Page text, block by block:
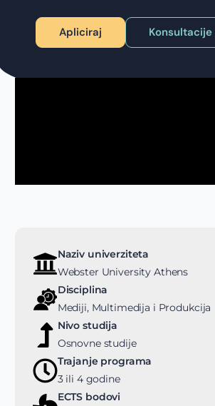
Apliciraj Konsultacije
Naziv univerziteta
Webster University Athens
Disciplina
Mediji, Multimedija i Produkcija
Nivo studija
Osnovne studije
Trajanje programa
3 ili 4 godine
ECTS bodovi